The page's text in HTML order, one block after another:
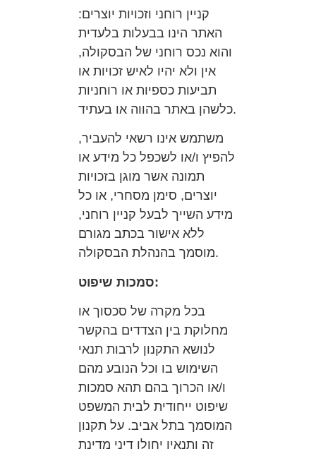
קניין רוחני וזכויות יוצרים:
האתר הינו בבעלות בלעדית
והוא נכס רוחני של הבסקולה,
אין ולא יהיו לאיש זכויות או
תביעות כספיות או רוחניות
כלשהן באתר בהווה או בעתיד.
משתמש אינו רשאי להעביר,
להפיץ ו/או לשכפל כל מידע או
תמונה אשר מוגן בזכויות
יוצרים, סימן מסחרי, או כל
מידע השייך לבעל קניין רוחני,
ללא אישור בכתב מגורם
מוסמך בהנהלת הבסקולה.
סמכות שיפוט:
בכל מקרה של סכסוך או
מחלוקת בין הצדדים בהקשר
לנושא התקנון לרבות תנאי
השימוש בו וכל הנובע מהם
ו/או הכרוך בהם תהא סמכות
שיפוט ייחודית לבית המשפט
המוסמך בתל אביב. על תקנון
זה ותנאיו יחולו דיני מדינת